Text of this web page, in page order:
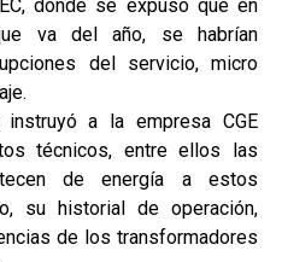
donde se expuso que en
va del año, se habrían
del servicio, micro
instruyó a la empresa CGE
técnicos, entre ellos las
de energía a estos
su historial de operación,
de los transformadores